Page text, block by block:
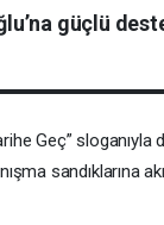
güçlü
Geç” sloganıyla
sandıklarına